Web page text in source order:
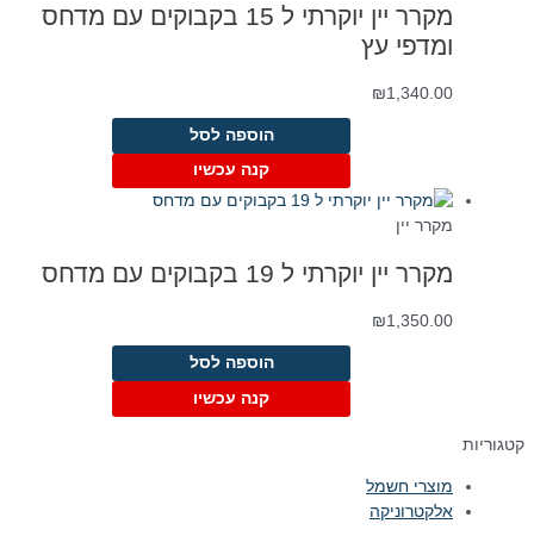
מקרר יין יוקרתי ל 15 בקבוקים עם מדחס
ומדפי עץ
₪1,340.00
הוספה לסל
קנה עכשיו
מקרר יין
מקרר יין יוקרתי ל 19 בקבוקים עם מדחס
₪1,350.00
הוספה לסל
קנה עכשיו
קטגוריות
מוצרי חשמל
אלקטרוניקה